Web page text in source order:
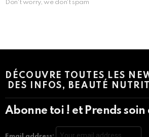
Don't worry, we don't spam
DÉCOUVRE TOUTES LES
DES INFOS, BEAUTÉ
Abonne toi ! et Prends soin